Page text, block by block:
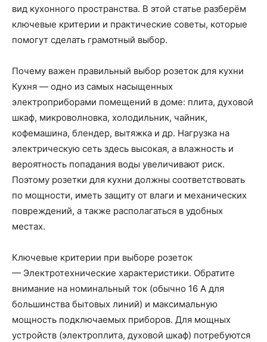
вид кухонного пространства. В этой статье разберём
ключевые критерии и практические советы, которые
помогут сделать грамотный выбор.
Почему важен правильный выбор розеток для кухни
Кухня — одно из самых насыщенных
электроприборами помещений в доме: плита, духовой
шкаф, микроволновка, холодильник, чайник,
кофемашина, блендер, вытяжка и др. Нагрузка на
электрическую сеть здесь высокая, а влажность и
вероятность попадания воды увеличивают риск.
Поэтому розетки для кухни должны соответствовать
по мощности, иметь защиту от влаги и механических
повреждений, а также располагаться в удобных
местах.
Ключевые критерии при выборе розеток
— Электротехнические характеристики. Обратите
внимание на номинальный ток (обычно 16 А для
большинства бытовых линий) и максимальную
мощность подключаемых приборов. Для мощных
устройств (электроплита, духовой шкаф) потребуются